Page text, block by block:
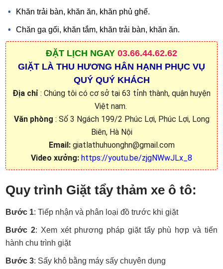
Khăn trải bàn, khăn ăn, khăn phủ ghế.
Chăn ga gối, khăn tắm, khăn trải bàn, khăn ăn.
ĐẶT LỊCH NGAY 03.66.44.62.62
GIẶT LÀ THU HƯƠNG HÂN HẠNH PHỤC VỤ
QUÝ QUÝ KHÁCH
Địa chỉ : Chúng tôi có cơ sở tại 63 tỉnh thành, quận huyện
Việt nam.
Văn phòng : Số 3 Ngách 199/2 Phúc Lợi, Phúc Lợi, Long
Biên, Hà Nội
Email:giatlathuhuonghn@gmail.com
Video xưởng: https://youtu.be/zjgNWwJLx_8
Quy trình Giặt tẩy thảm xe ô tô:
Bước 1: Tiếp nhận và phân loại đồ trước khi giặt
Bước 2: Xem xét phương pháp giặt tẩy phù hợp và tiến
hành chu trình giặt
Bước 3: Sấy khô bằng máy sấy chuyên dụng